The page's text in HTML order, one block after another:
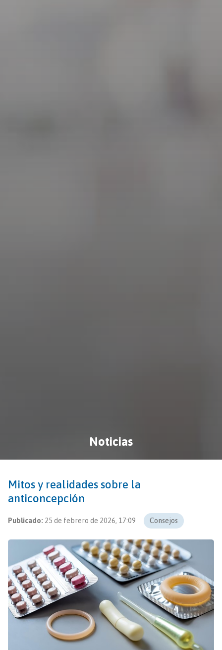
Noticias
Mitos y realidades sobre la
anticoncepción
Publicado: 25 de febrero de 2026, 17:09 Consejos